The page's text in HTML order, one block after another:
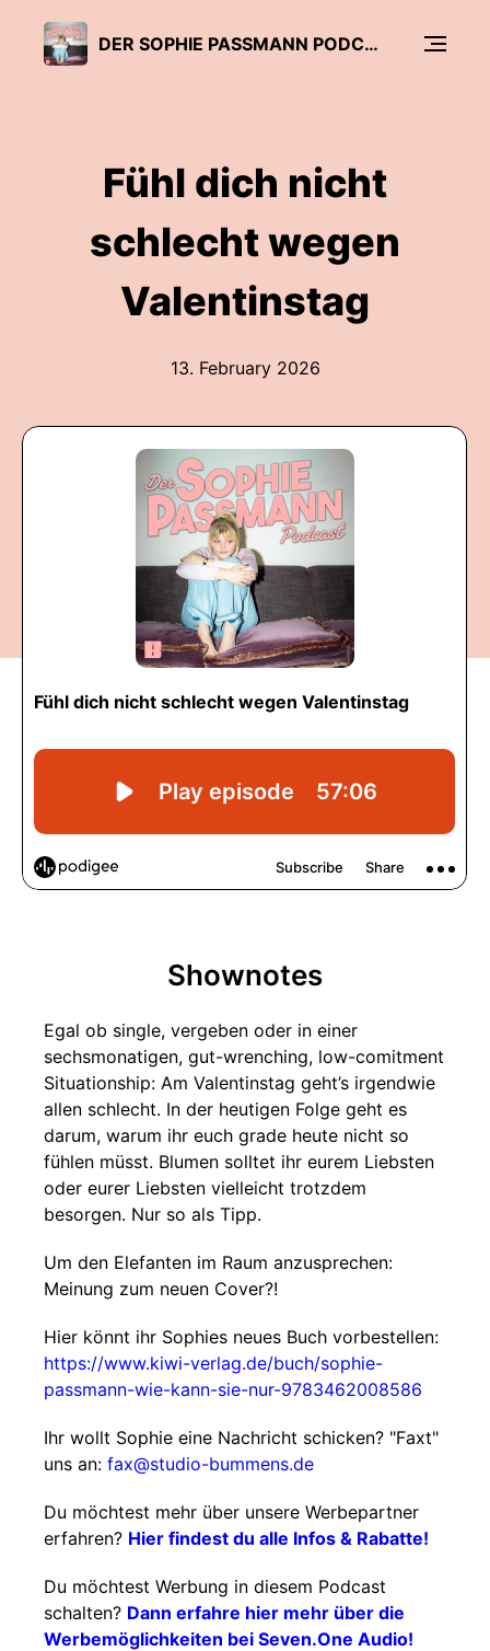
DER SOPHIE PASSMANN PODCAST
Fühl dich nicht
schlecht wegen
Valentinstag
13. February 2026
Shownotes
Egal ob single, vergeben oder in einer
sechsmonatigen, gut-wrenching, low-comitment
Situationship: Am Valentinstag geht’s irgendwie
allen schlecht. In der heutigen Folge geht es
darum, warum ihr euch grade heute nicht so
fühlen müsst. Blumen solltet ihr eurem Liebsten
oder eurer Liebsten vielleicht trotzdem
besorgen. Nur so als Tipp.
Um den Elefanten im Raum anzusprechen:
Meinung zum neuen Cover?!
Hier könnt ihr Sophies neues Buch vorbestellen:
https://www.kiwi-verlag.de/buch/sophie-
passmann-wie-kann-sie-nur-9783462008586
Ihr wollt Sophie eine Nachricht schicken? "Faxt"
uns an: fax@studio-bummens.de
Du möchtest mehr über unsere Werbepartner
erfahren? Hier findest du alle Infos & Rabatte!
Du möchtest Werbung in diesem Podcast
schalten? Dann erfahre hier mehr über die
Werbemöglichkeiten bei Seven.One Audio!